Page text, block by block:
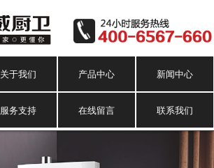
关于我们 产品中心 新闻中心
服务支持 在线留言 联系我们